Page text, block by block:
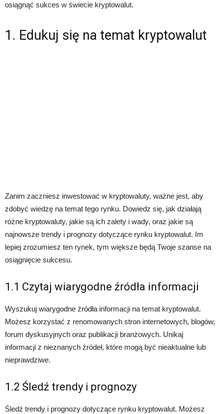
osiągnąć sukces w świecie kryptowalut.
1. Edukuj się na temat kryptowalut
Zanim zaczniesz inwestować w kryptowaluty, ważne jest, aby
zdobyć wiedzę na temat tego rynku. Dowiedz się, jak działają
różne kryptowaluty, jakie są ich zalety i wady, oraz jakie są
najnowsze trendy i prognozy dotyczące rynku kryptowalut. Im
lepiej zrozumiesz ten rynek, tym większe będą Twoje szanse na
osiągnięcie sukcesu.
1.1 Czytaj wiarygodne źródła informacji
Wyszukuj wiarygodne źródła informacji na temat kryptowalut.
Możesz korzystać z renomowanych stron internetowych, blogów,
forum dyskusyjnych oraz publikacji branżowych. Unikaj
informacji z nieznanych źródeł, które mogą być nieaktualne lub
nieprawdziwe.
1.2 Śledź trendy i prognozy
Śledź trendy i prognozy dotyczące rynku kryptowalut. Możesz